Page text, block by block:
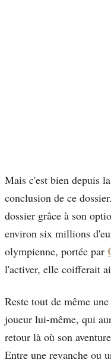
Mais c'est bien depuis
conclusion de ce
dossier grâce à son
environ six millions
olympienne, portée par
l'activer, elle coifferait
Reste tout de même
joueur lui-même, qui
retour là où son
Entre une revanche ou